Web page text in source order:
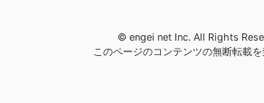
© engei net Inc. All Rights
このページのコンテンツの無断転載を